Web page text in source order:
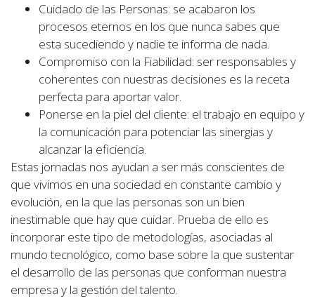
Cuidado de las Personas: se acabaron los
procesos eternos en los que nunca sabes que
esta sucediendo y nadie te informa de nada.
Compromiso con la Fiabilidad: ser responsables y
coherentes con nuestras decisiones es la receta
perfecta para aportar valor.
Ponerse en la piel del cliente: el trabajo en equipo y
la comunicación para potenciar las sinergias y
alcanzar la eficiencia.
Estas jornadas nos ayudan a ser más conscientes de
que vivimos en una sociedad en constante cambio y
evolución, en la que las personas son un bien
inestimable que hay que cuidar. Prueba de ello es
incorporar este tipo de metodologías, asociadas al
mundo tecnológico, como base sobre la que sustentar
el desarrollo de las personas que conforman nuestra
empresa y la gestión del talento.